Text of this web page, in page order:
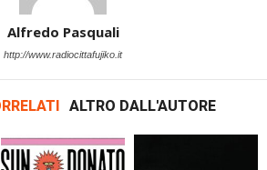
Alfredo Pasquali
http://www.radiocittafujiko.it
ALTRO DALL'AUTORE